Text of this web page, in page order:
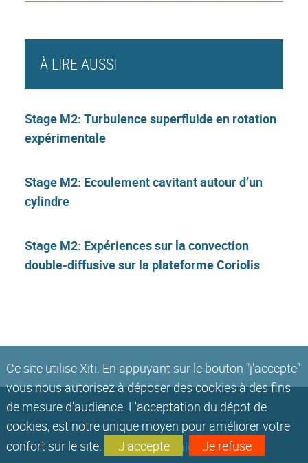
Ce site utilise Xiti. En appuyant sur le bouton "j'accepte"
vous nous autorisez à déposer des cookies à des fins
de mesure d'audience. L'acceptation du dépot de
cookies, est notre unique moyen pour améliorer votre
confort sur le site.
J'accepte Je refuse
À LIRE AUSSI
Stage M2: Turbulence superfluide en rotation
expérimentale
Stage M2: Ecoulement cavitant autour d’un
cylindre
Stage M2: Expériences sur la convection
double-diffusive sur la plateforme Coriolis
Mentions légales